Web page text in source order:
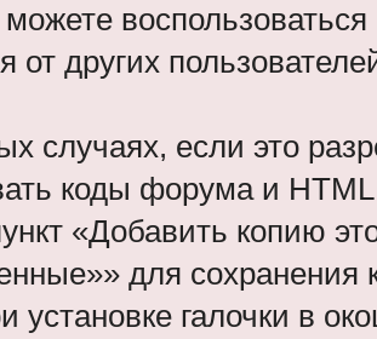
от других
случаях, если это
коды форума и
«Добавить копию
для сохранения
установке галочки в